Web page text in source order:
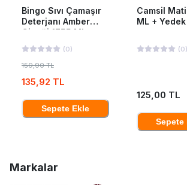
Bingo Sıvı Çamaşır
Deterjanı Amber
Çiçeği 1755 Ml
(0)
159,90 TL
135,92 TL
Sepete Ekle
Camsil
ML +
(0)
125,00 TL
Sepete
Markalar